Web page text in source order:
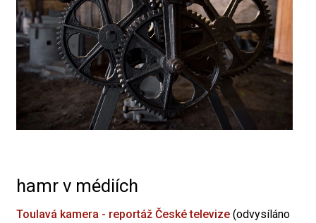
hamr v médiích
Toulavá kamera - reportáž České televize (odvysíláno